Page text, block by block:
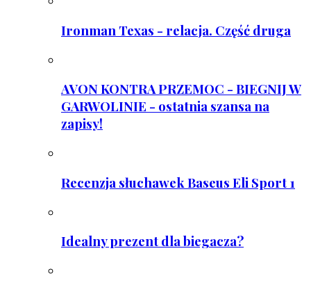
Ironman Texas - relacja. Część druga
AVON KONTRA PRZEMOC - BIEGNIJ W
GARWOLINIE - ostatnia szansa na
zapisy!
Recenzja słuchawek Baseus Eli Sport 1
Idealny prezent dla biegacza?